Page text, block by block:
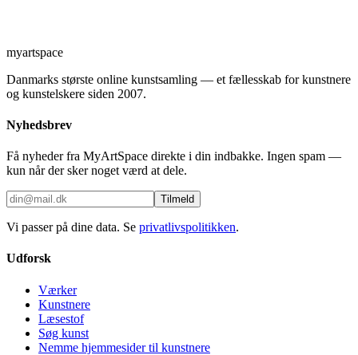
myartspace
Danmarks største online kunstsamling — et fællesskab for kunstnere
og kunstelskere siden 2007.
Nyhedsbrev
Få nyheder fra MyArtSpace direkte i din indbakke. Ingen spam —
kun når der sker noget værd at dele.
Tilmeld
Vi passer på dine data. Se privatlivspolitikken.
Udforsk
Værker
Kunstnere
Læsestof
Søg kunst
Nemme hjemmesider til kunstnere